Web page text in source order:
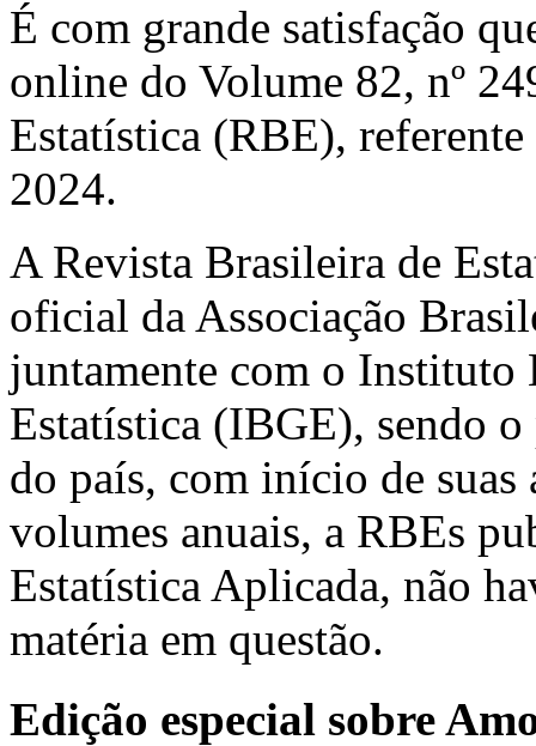
É com grande satisfação
online do Volume 82, nº
Estatística (RBE),
2024.
A Revista Brasileira de
oficial da Associação
juntamente com o Instituto
Estatística (IBGE), sendo
do país, com início de
volumes anuais, a RBEs
Estatística Aplicada, não
matéria em questão.
Edição especial sobre